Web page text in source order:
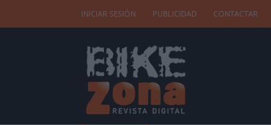
INICIAR SESIÓN PUBLICIDAD CONTACTAR